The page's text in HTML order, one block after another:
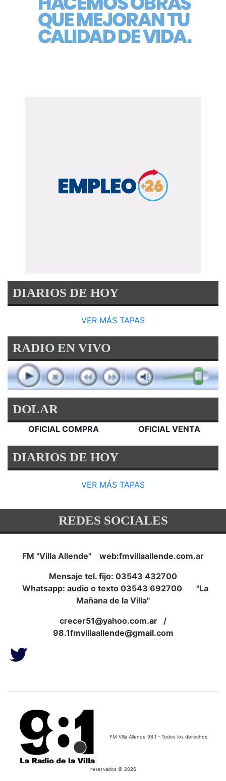
DIARIOS DE HOY
VER MÁS TAPAS
RADIO EN VIVO
DOLAR
OFICIAL COMPRA OFICIAL VENTA
DIARIOS DE HOY
VER MÁS TAPAS
REDES SOCIALES
FM "Villa Allende" web:fmvillaallende.com.ar
Mensaje tel. fijo: 03543 432700
Whatsapp: audio o texto 03543 692700 "La
Mañana de la Villa"
crecer51@yahoo.com.ar /
98.1fmvillaallende@gmail.com
FM Villa Allende 98.1 - Todos los derechos
reservados © 2026